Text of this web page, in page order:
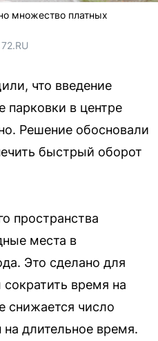
множество платных
что введение
парковки в центре
Решение обосновали
быстрый оборот
пространства
места в
Это сделано для
время на
снижается число
длительное время.